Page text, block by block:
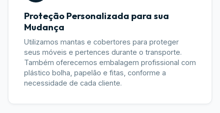
Proteção Personalizada para sua
Mudança
Utilizamos mantas e cobertores para proteger
seus móveis e pertences durante o transporte.
Também oferecemos embalagem profissional com
plástico bolha, papelão e fitas, conforme a
necessidade de cada cliente.